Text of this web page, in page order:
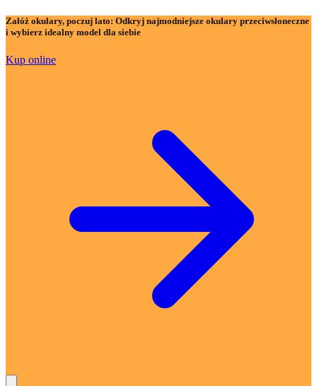
Załóż okulary, poczuj lato: Odkryj najmodniejsze okulary przeciwsłoneczne
i wybierz idealny model dla siebie
Kup online